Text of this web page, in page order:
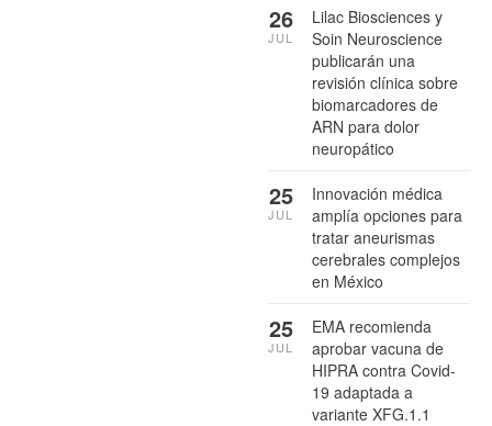
Lilac Biosciences y
Soin Neuroscience
publicarán una
revisión clínica sobre
biomarcadores de
ARN para dolor
neuropático
26
JUL
Innovación médica
amplía opciones para
tratar aneurismas
cerebrales complejos
en México
25
JUL
EMA recomienda
aprobar vacuna de
HIPRA contra Covid-
19 adaptada a
variante XFG.1.1
25
JUL